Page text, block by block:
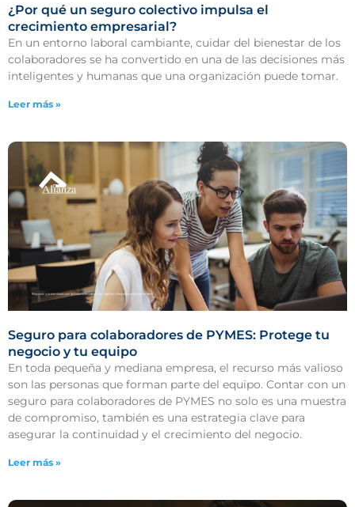
¿Por qué un seguro colectivo impulsa el
crecimiento empresarial?
En un entorno laboral cambiante, cuidar del bienestar de los
colaboradores se ha convertido en una de las decisiones más
inteligentes y humanas que una organización puede tomar.
Leer más »
Seguro para colaboradores de PYMES: Protege tu
negocio y tu equipo
En toda pequeña y mediana empresa, el recurso más valioso
son las personas que forman parte del equipo. Contar con un
seguro para colaboradores de PYMES no solo es una muestra
de compromiso, también es una estrategia clave para
asegurar la continuidad y el crecimiento del negocio.
Leer más »